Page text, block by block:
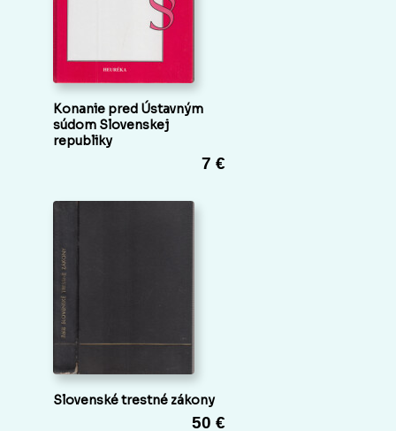
Konanie pred Ústavným
súdom Slovenskej
republiky
7 €
Slovenské trestné zákony
50 €